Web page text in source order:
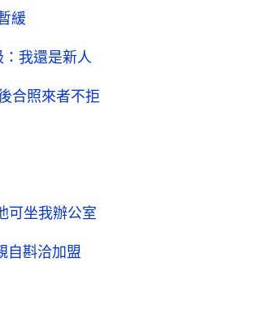
緩
我還是新人
合照來者不拒
坐我辦公室
自斟洽加盟